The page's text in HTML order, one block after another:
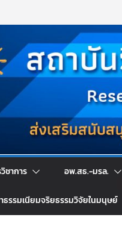
ชาการ อพ.สธ.-มรล.
ธรรมเนียมจริยธรรมวิจัยในมนุษย์